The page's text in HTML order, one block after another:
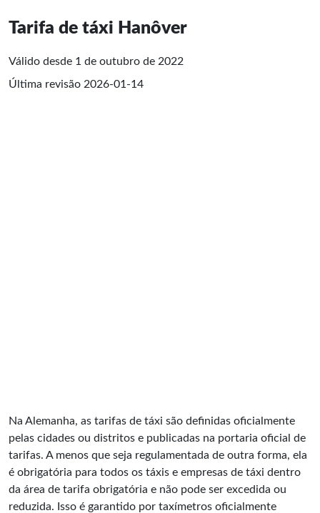
Tarifa de táxi Hanôver
Válido desde 1 de outubro de 2022
Última revisão 2026-01-14
Na Alemanha, as tarifas de táxi são definidas oficialmente
pelas cidades ou distritos e publicadas na portaria oficial de
tarifas. A menos que seja regulamentada de outra forma, ela
é obrigatória para todos os táxis e empresas de táxi dentro
da área de tarifa obrigatória e não pode ser excedida ou
reduzida. Isso é garantido por taxímetros oficialmente